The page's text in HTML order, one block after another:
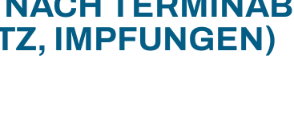
IMPFUNGEN)